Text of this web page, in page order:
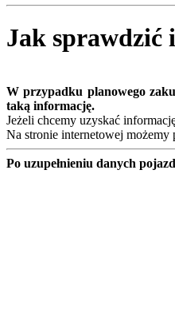
Jak sprawdzić
W przypadku planowego
taką informację.
Jeżeli chcemy uzyskać
Na stronie internetowej możemy
Po uzupełnieniu danych